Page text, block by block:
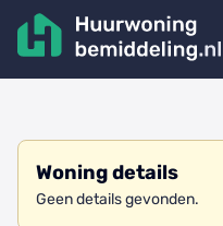
Woning details
Geen details gevonden.